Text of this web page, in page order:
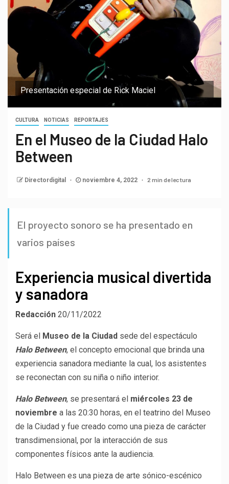
Presentación especial de Rick Maciel
CULTURA NOTICIAS REPORTAJES
En el Museo de la Ciudad Halo
Between
Directordigital noviembre 4, 2022 2 min de lectura
El proyecto sonoro se ha presentado en
varios países
Experiencia musical divertida
y sanadora
Redacción 20/11/2022
Será el Museo de la Ciudad sede del espectáculo
Halo Between, el concepto emocional que brinda una
experiencia sanadora mediante la cual, los asistentes
se reconectan con su niña o niño interior.
Halo Between, se presentará el miércoles 23 de
noviembre a las 20:30 horas, en el teatrino del Museo
de la Ciudad y fue creado como una pieza de carácter
transdimensional, por la interacción de sus
componentes físicos ante la audiencia.
Halo Between es una pieza de arte sónico-escénico